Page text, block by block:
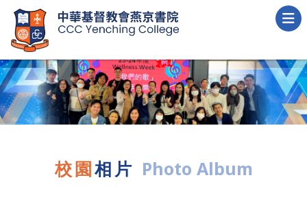
校園相片 Photo Album